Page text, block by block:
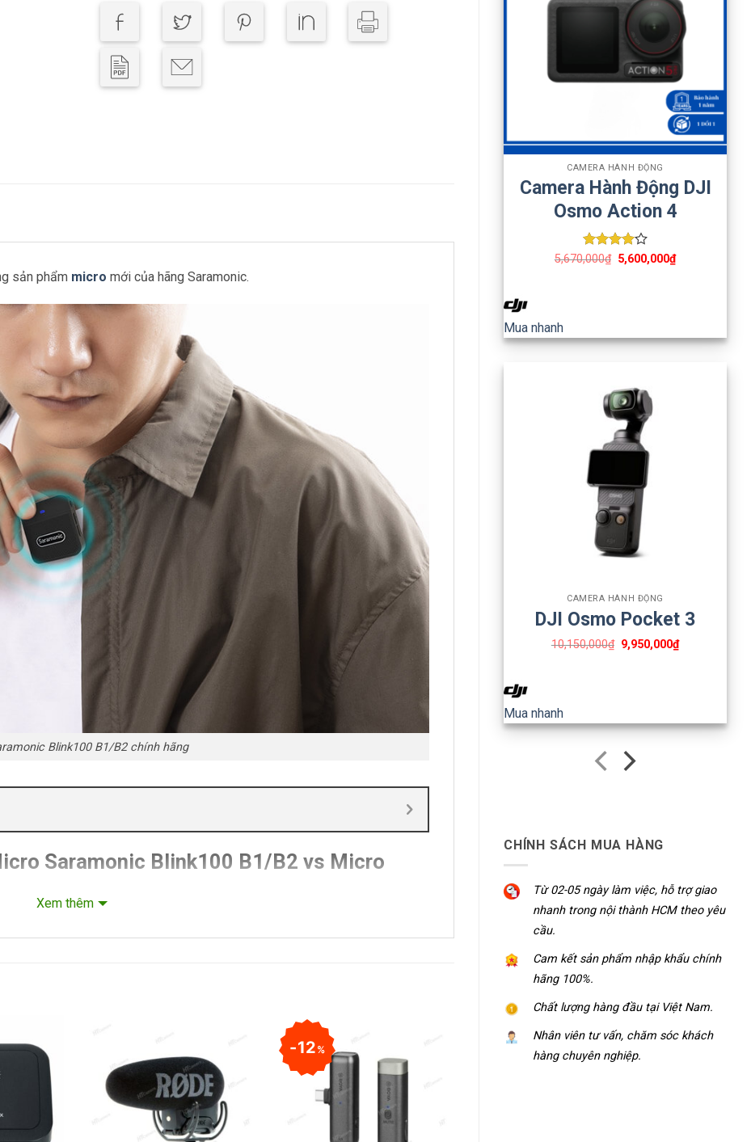
+
CAMERA HÀNH ĐỘNG
Camera Hành Động DJI
Osmo Action 4
Được
5,670,000₫ 5,600,000₫
Mua nhanh
CAMERA HÀNH ĐỘNG
DJI Osmo Pocket 3
10,150,000₫ 9,950,000₫
Mua nhanh
CHÍNH SÁCH MUA HÀNG
Từ 02-05 ngày làm việc, hỗ trợ giao
nhanh trong nội thành HCM theo yêu
cầu.
Cam kết sản phẩm nhập khẩu chính
hãng 100%.
Chất lượng hàng đầu tại Việt Nam.
Nhân viên tư vấn, chăm sóc khách
hàng chuyên nghiệp.
sản phẩm micro mới của hãng Saramonic.
Blink100 B1/B2 chính hãng
Saramonic Blink100 B1/B2 vs Micro
Xem thêm
12%